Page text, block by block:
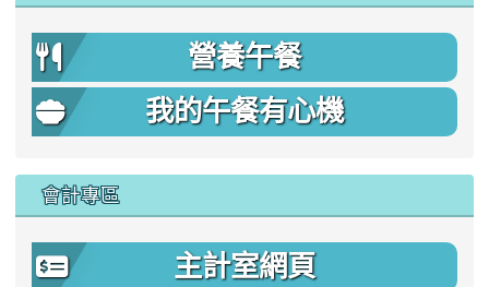
營養午餐
我的午餐有心機
會計專區
主計室網頁